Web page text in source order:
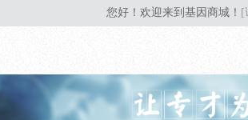
您好！欢迎来到基因商城！ [